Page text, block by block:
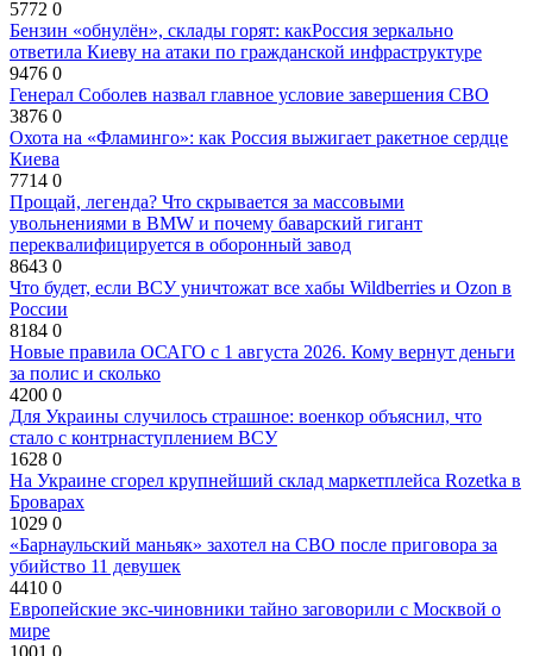
5772 0
Бензин «обнулён», склады горят: какРоссия зеркально
ответила Киеву на атаки по гражданской инфраструктуре
9476 0
Генерал Соболев назвал главное условие завершения СВО
3876 0
Охота на «Фламинго»: как Россия выжигает ракетное сердце
Киева
7714 0
Прощай, легенда? Что скрывается за массовыми
увольнениями в BMW и почему баварский гигант
переквалифицируется в оборонный завод
8643 0
Что будет, если ВСУ уничтожат все хабы Wildberries и Ozon в
России
8184 0
Новые правила ОСАГО с 1 августа 2026. Кому вернут деньги
за полис и сколько
4200 0
Для Украины случилось страшное: военкор объяснил, что
стало с контрнаступлением ВСУ
1628 0
На Украине сгорел крупнейший склад маркетплейса Rozetka в
Броварах
1029 0
«Барнаульский маньяк» захотел на СВО после приговора за
убийство 11 девушек
4410 0
Европейские экс-чиновники тайно заговорили с Москвой о
мире